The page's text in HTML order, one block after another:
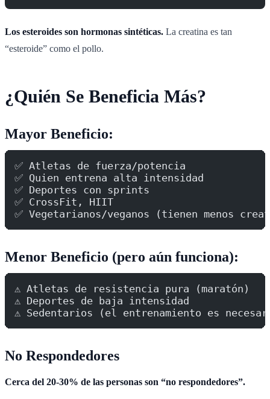
Los esteroides son hormonas sintéticas. La creatina es tan
“esteroide” como el pollo.
¿Quién Se Beneficia Más?
Mayor Beneficio:
✅ Atletas de fuerza/potencia
✅ Quien entrena alta intensidad
✅ Deportes con sprints
✅ CrossFit, HIIT
✅ Vegetarianos/veganos (tienen menos
Menor Beneficio (pero aún funciona):
⚠️ Atletas de resistencia pura (maratón)
⚠️ Deportes de baja intensidad
⚠️ Sedentarios (el entrenamiento es
No Respondedores
Cerca del 20-30% de las personas son “no respondedores”.